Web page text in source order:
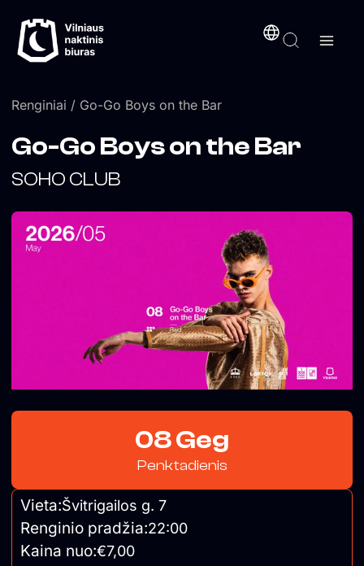
prie
turinio
Renginiai / Go-Go Boys on the Bar
Go-Go Boys on the Bar
SOHO CLUB
08 Geg
Penktadienis
Vieta:Švitrigailos g. 7
Renginio pradžia:22:00
Kaina nuo:€7,00